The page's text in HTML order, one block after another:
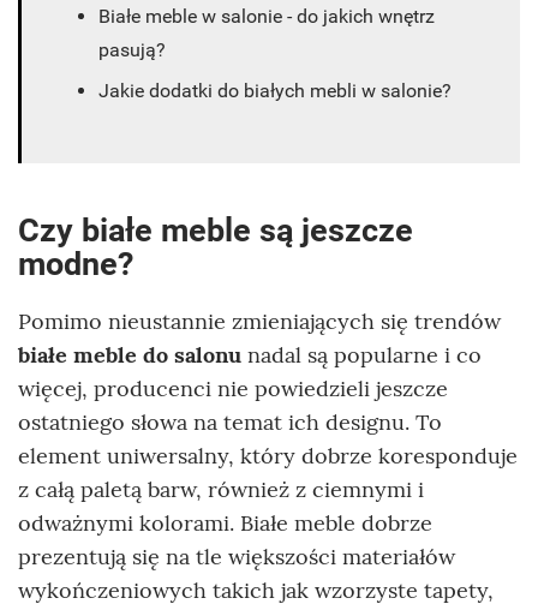
Białe meble w salonie - do jakich wnętrz
pasują?
Jakie dodatki do białych mebli w salonie?
Czy białe meble są jeszcze
modne?
Pomimo nieustannie zmieniających się trendów
białe meble do salonu nadal są popularne i co
więcej, producenci nie powiedzieli jeszcze
ostatniego słowa na temat ich designu. To
element uniwersalny, który dobrze koresponduje
z całą paletą barw, również z ciemnymi i
odważnymi kolorami. Białe meble dobrze
prezentują się na tle większości materiałów
wykończeniowych takich jak wzorzyste tapety,